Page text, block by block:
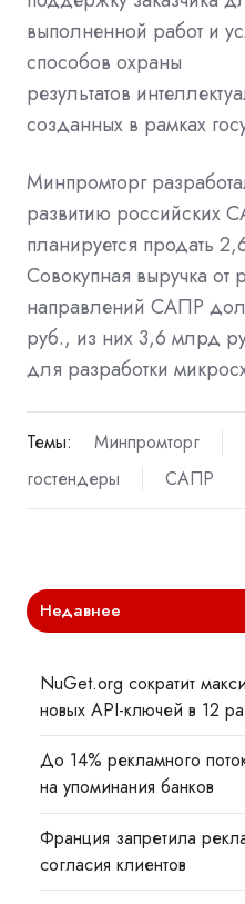
выполненной работ и
способов охраны
результатов
созданных в рамках
Минпромторг
развитию российских
планируется продать
Совокупная выручка от
направлений САПР
руб., из них 3,6 млрд
для разработки
Темы: Минпромторг
гостендеры
САПР
Недавнее
NuGet.org сократит
новых API-ключей в 12
До 14% рекламного
на упоминания банков
Франция запретила
согласия клиентов